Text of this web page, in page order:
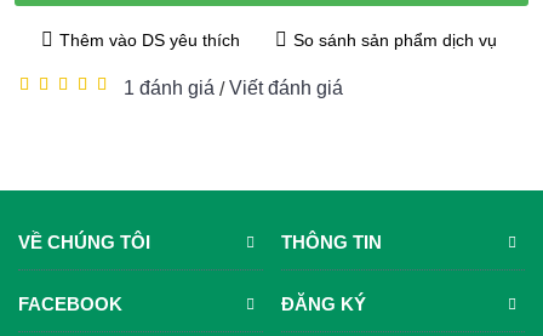
Thêm vào DS yêu thích So sánh sản phẩm dịch vụ
1 đánh giá /Viết đánh giá
VỀ CHÚNG TÔI THÔNG TIN
FACEBOOK ĐĂNG KÝ